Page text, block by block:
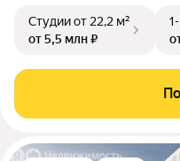
Студииот 22,2 м²
от 5,5 млн ₽